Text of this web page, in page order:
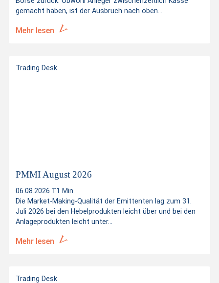
gemacht haben, ist der Ausbruch nach oben...
Mehr lesen
Trading Desk
PMMI August 2026
06.08.2026
1 Min.
Die Market-Making-Qualität der Emittenten lag zum 31.
Juli 2026 bei den Hebelprodukten leicht über und bei den
Anlageprodukten leicht unter...
Mehr lesen
Trading Desk